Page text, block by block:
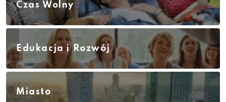
Czas Wolny
Edukacja i Rozwój
Miasto